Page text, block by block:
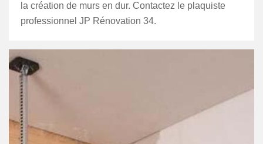
la création de murs en dur. Contactez le plaquiste
professionnel JP Rénovation 34.